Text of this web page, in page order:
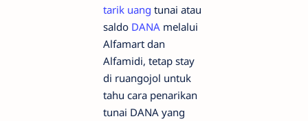
tarik uang tunai atau
saldo DANA melalui
Alfamart dan
Alfamidi, tetap stay
di ruangojol untuk
tahu cara penarikan
tunai DANA yang